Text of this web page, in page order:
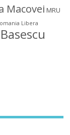
Macovei MRU
Libera